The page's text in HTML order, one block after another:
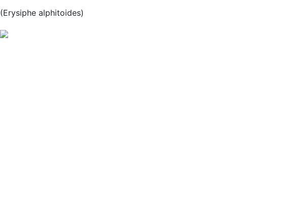
(Erysiphe alphitoides)